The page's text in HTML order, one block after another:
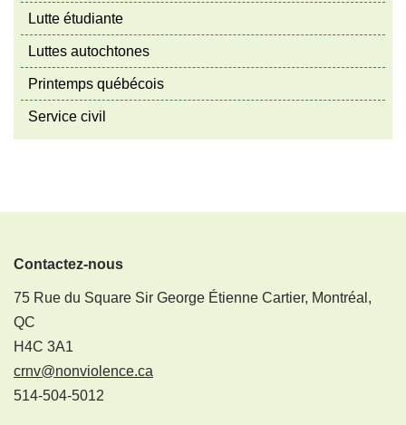
Lutte étudiante
Luttes autochtones
Printemps québécois
Service civil
Contactez-nous
75 Rue du Square Sir George Étienne Cartier, Montréal,
QC
H4C 3A1
crnv@nonviolence.ca
514-504-5012